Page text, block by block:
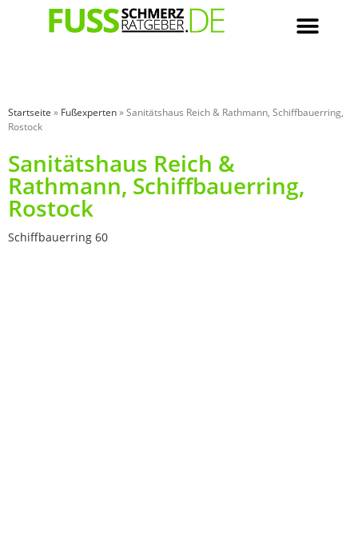
Startseite » Fußexperten»Sanitätshaus Reich & Rathmann, Schiffbauerring,
Rostock
Sanitätshaus Reich &
Rathmann, Schiffbauerring,
Rostock
Schiffbauerring 60